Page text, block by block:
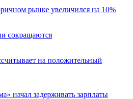
рынке увеличился на 10%
сокращаются
на положительный
начал задерживать зарплаты